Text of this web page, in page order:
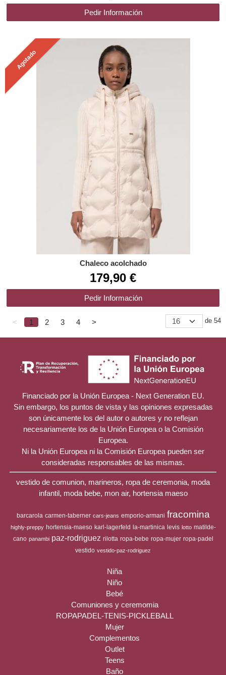
Pedir Información
Agotado
Chaleco acolchado
179,90 €
Pedir Información
< 1 2 3 4 > de 54
Financiado por la Unión Europea - Next Generation EU.
Sin embargo, los puntos de vista y las opiniones expresadas
son únicamente los del autor o autores y no reflejan
necesariamente los de la Unión Europea o la Comisión
Europea.
Ni la Unión Europea ni la Comisión Europea pueden ser
consideradas responsables de las mismas.
vestido de comunion, marineros, ropa de ceremonia, moda
infantil, moda bebe, mon air, hortensia maeso
barcarola carmen-taberner cars-jeans emporio-armani fracomina
highly-preppy hortensia-maeso karl-lagerfeld la-martinica levis lotto matilde-
cano panambi paz-rodriguez rilotta ropa-bebe ropa-mujer ropa-padel
vestido vestido-paz-rodriguez
Niña
Niño
Bebé
Comuniones y ceremomia
ROPAPADEL-TENIS-PICKLEBALL
Mujer
Complementos
Outlet
Teens
Baño